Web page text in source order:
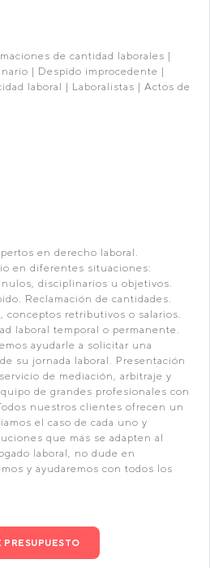
de cantidad laborales |
| Despido improcedente |
laboral | Laboralistas | Actos de
en derecho laboral.
en diferentes situaciones:
disciplinarios u objetivos.
Reclamación de cantidades.
conceptos retributivos o salarios.
laboral temporal o permanente.
ayudarle a solicitar una
su jornada laboral. Presentación
de mediación, arbitraje y
de grandes profesionales con
nuestros clientes ofrecen un
el caso de cada uno y
que más se adapten al
laboral, no dude en
y ayudaremos con todos los
PRESUPUESTO